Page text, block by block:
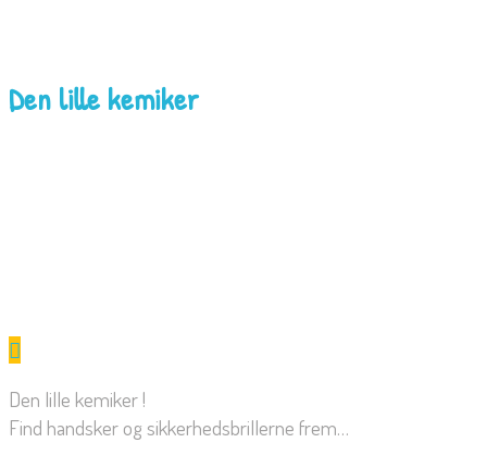
Den lille kemiker
Den lille kemiker !
Find handsker og sikkerhedsbrillerne frem…